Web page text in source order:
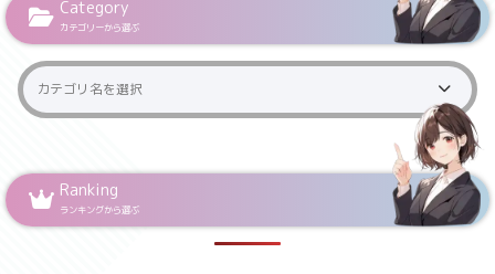
Category
カテゴリーから選ぶ
Ranking
ランキングから選ぶ